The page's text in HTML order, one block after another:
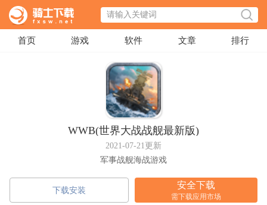
首页 游戏 软件 文章 排行
WWB(世界大战战舰最新版)
2021-07-21更新
军事战舰海战游戏
下载安装
安全下载
需下载应用市场